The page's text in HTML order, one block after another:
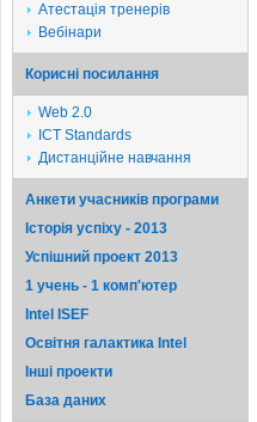
Атестація тренерів
Вебінари
Корисні посилання
Web 2.0
ICT Standards
Дистанційне навчання
Анкети учасників програми
Історія успіху - 2013
Успішний проект 2013
1 учень - 1 комп'ютер
Intel ISEF
Освітня галактика Intel
Iншi проекти
База даних